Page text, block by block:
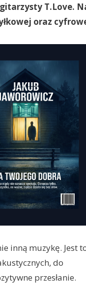
T.Love.
oraz
inną muzykę. Jest
do
przesłanie.